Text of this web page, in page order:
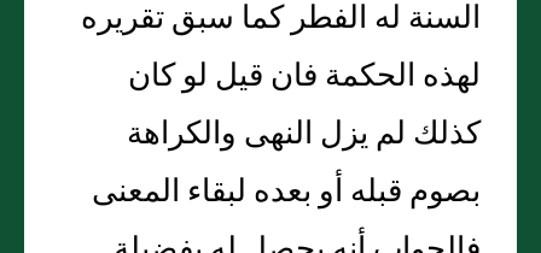
السنة له الفطر كما سبق تقريره
لهذه الحكمة فان قيل لو كان
كذلك لم يزل النهى والكراهة
بصوم قبله أو بعده لبقاء المعنى